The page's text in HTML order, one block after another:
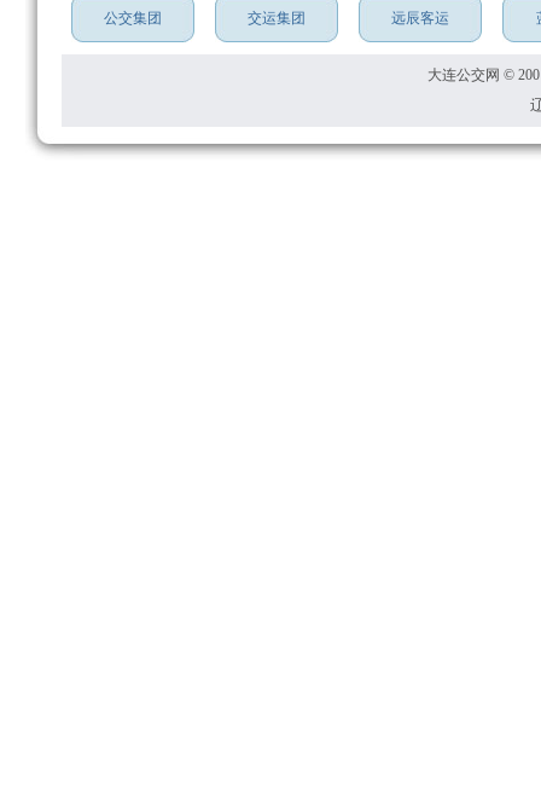
公交集团 交运集团 远辰客运
大连公交网 ©